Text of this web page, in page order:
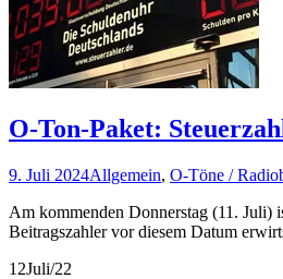
O-Ton-Paket:
9. Juli 2024Allgemein, O-Töne /
Am kommenden Donnerstag (11. Juli)
Beitragszahler vor diesem Datum
12Juli/22